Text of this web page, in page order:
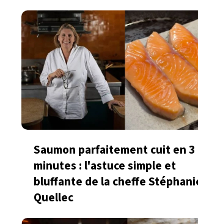
Saumon parfaitement cuit en 3
minutes : l'astuce simple et
bluffante de la cheffe
Quellec